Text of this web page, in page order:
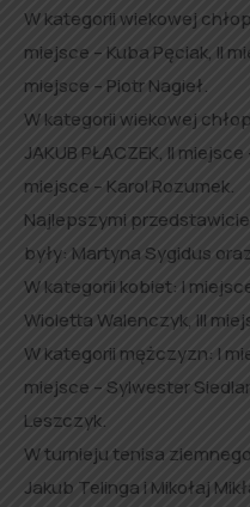
W kategorii wiekowej
miejsce – Kuba Pęciak, II
miejsce – Piotr Nagieł.
W kategorii wiekowej
JAKUB PŁACZEK, II
miejsce – Karol Rozumek.
Najlepszymi
były: Martyna Sygidus
W kategorii kobiet: I
Wioletta Walenczyk, III
W kategorii mężczyzn: I
miejsce – Sylwester
Leszczyk.
W turnieju tenisa
Jakub Telinga i Mikołaj